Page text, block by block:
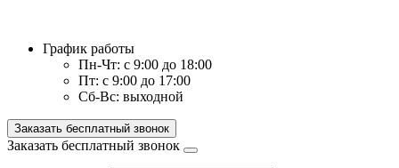
График работы
Пн-Чт: с 9:00 до 18:00
Пт: с 9:00 до 17:00
Сб-Вс: выходной
Заказать бесплатный звонок
Заказать бесплатный звонок